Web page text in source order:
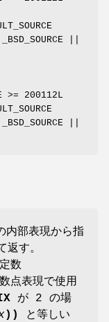
||
>= 200112L
||
内部表現から指
す。
数
点表現で使用
が 2 の場
))
と等しい